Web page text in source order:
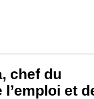
chef du
et